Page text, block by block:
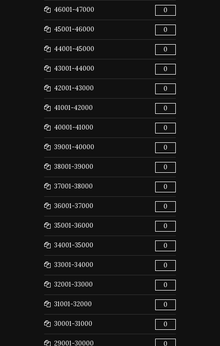
46001-47000 0
45001-46000 0
44001-45000 0
43001-44000 0
42001-43000 0
41001-42000 0
40001-41000 0
39001-40000 0
38001-39000 0
37001-38000 0
36001-37000 0
35001-36000 0
34001-35000 0
33001-34000 0
32001-33000 0
31001-32000 0
30001-31000 0
29001-30000 0